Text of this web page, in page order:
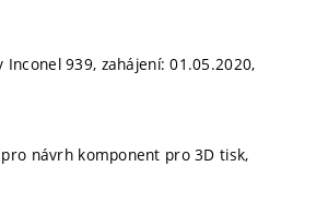
939, zahájení: 01.05.2020,
návrh komponent pro 3D tisk,